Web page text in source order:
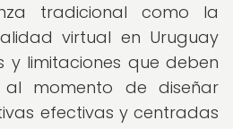
tradicional como la
virtual en Uruguay
y limitaciones que deben
al momento de diseñar
efectivas y centradas